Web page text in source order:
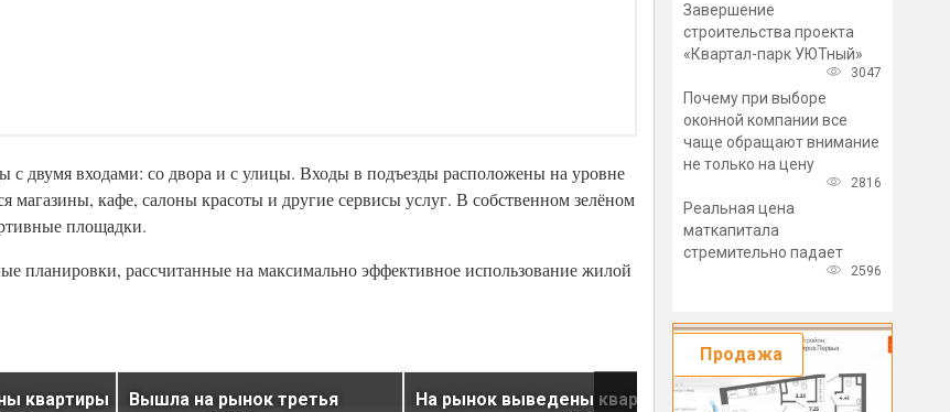
с двумя входами: со двора и с улицы. Входы в подъезды расположены на уровне
магазины, кафе, салоны красоты и другие сервисы услуг. В собственном зелёном
площадки.
планировки, рассчитанные на максимально эффективное использование жилой
квартиры
Вышла на рынок третья
На рынок выведены квартиры
На рынок выведены
Завершение
строительства проекта
«Квартал-парк УЮТный»
3047
Почему при выборе
оконной компании все
чаще обращают внимание
не только на цену
2816
Реальная цена
маткапитала
стремительно падает
2596
Продажа